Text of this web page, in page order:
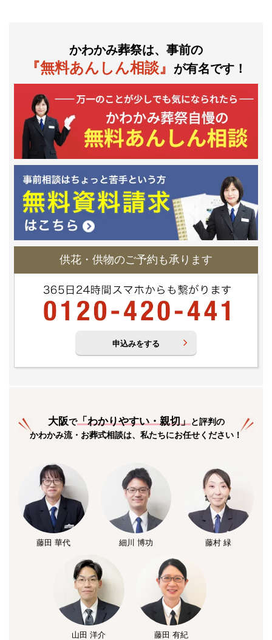
かわかみ葬祭は、事前の
『無料あんしん相談』 が有名です！
供花・供物のご予約も承ります
申込みをする
大阪で「わかりやすい・親切」と評判の
かわかみ流・お葬式相談は、私たちにお任せください！
藤田 華代 細川 博功 藤村 緑
山田 洋介 藤田 有紀